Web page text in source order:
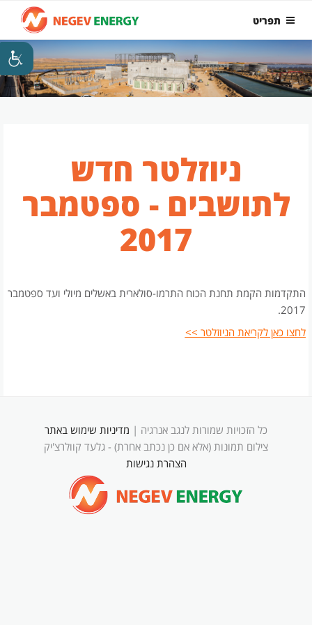
לתוכן
תפריט
ניוזלטר חדש
לתושבים - ספטמבר
2017
התקדמות הקמת תחנת הכוח התרמו-סולארית באשלים מיולי ועד ספטמבר
2017.
לחצו כאן לקריאת הניוזלטר >>
כל הזכויות שמורות לנגב אנרגיה | מדיניות שימוש באתר
צילום תמונות (אלא אם כן נכתב אחרת) - גלעד קוולרצ'יק
הצהרת נגישות